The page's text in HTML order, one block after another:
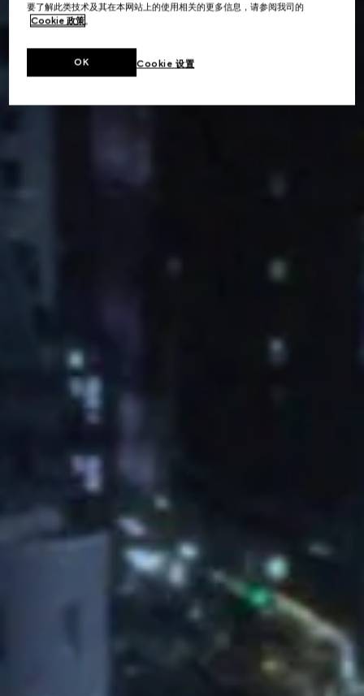
要了解此类技术及其在本网站上的使用相关的更多信息，请参阅我司的
Cookie 政策。
Cookie 设置
OK